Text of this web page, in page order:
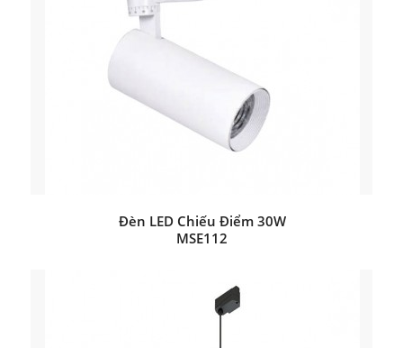
Đèn LED Chiếu Điểm 30W
MSE112